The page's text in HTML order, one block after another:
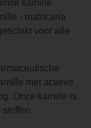
kamille
- matricaria
voor alle
met actieve
Onze kamille is